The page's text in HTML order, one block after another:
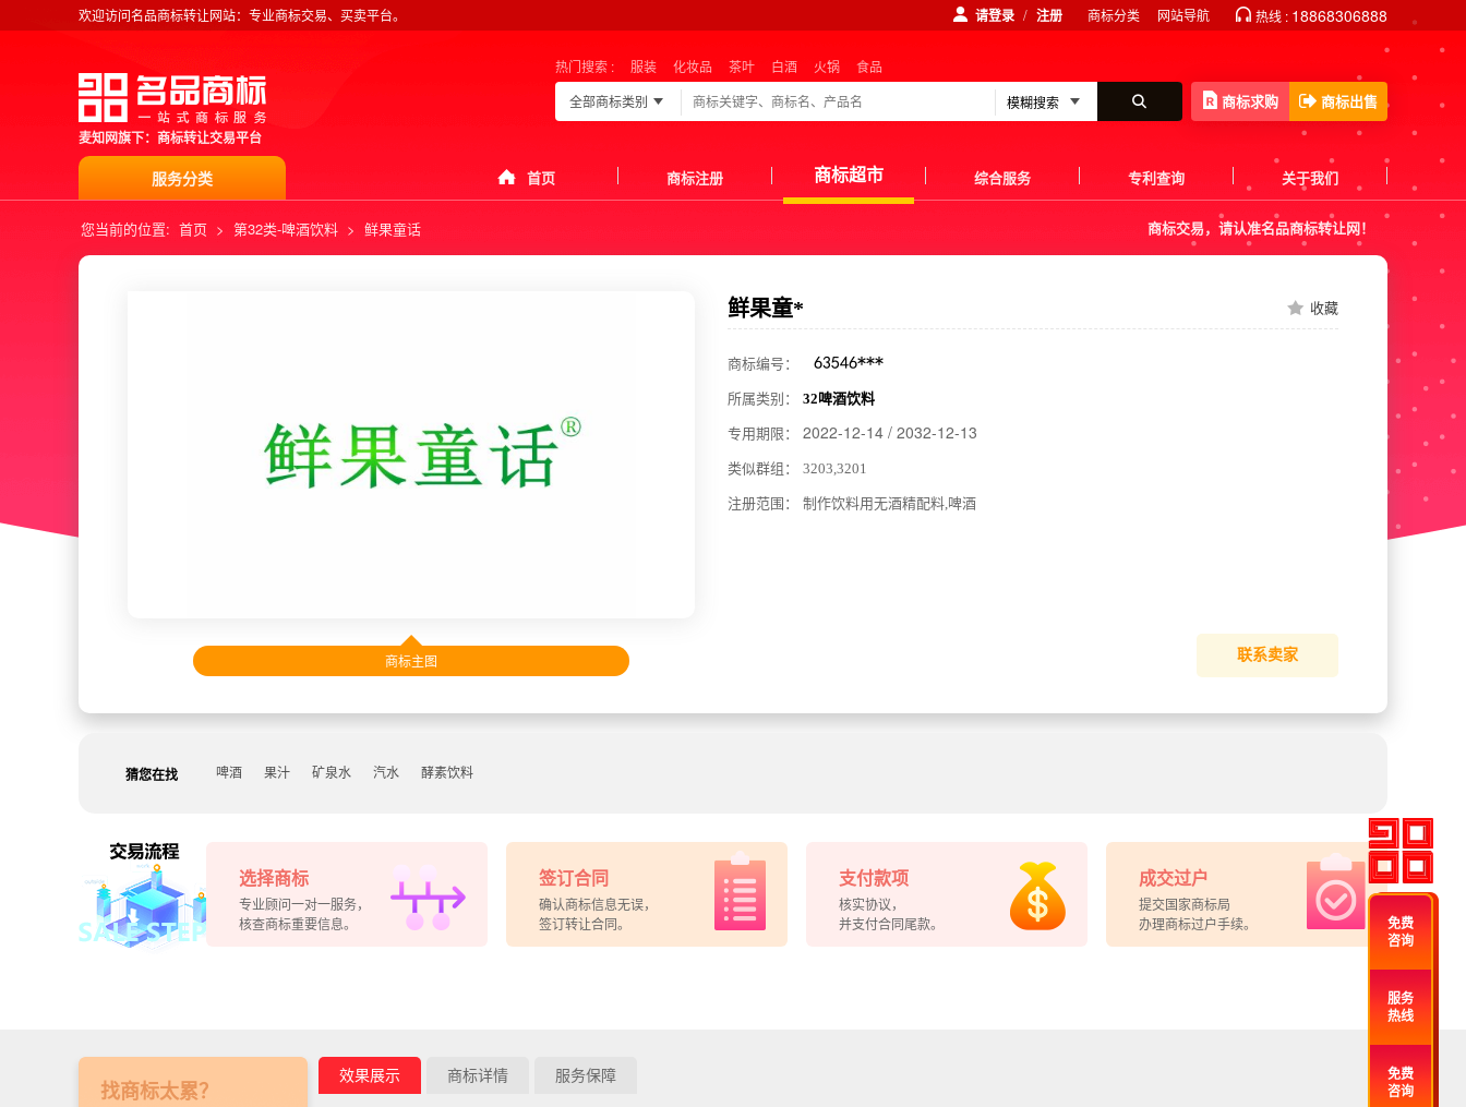
欢迎访问名品商标转让网站：专业商标交易、买卖平台。 请登录 / 注册 商标分类 网站导航 热线 : 18868306888
麦知网旗下：商标转让交易平台
热门搜索 : 服装 化妆品 茶叶 白酒 火锅
食品
全部商标类别
商标求购 商标出售
服务分类 首页 商标注册 商标超市 综合服务 专利查询 关于我们
您当前的位置: 首页 > 第32类-啤酒饮料 > 鲜果童话 商标交易，请认准名品商标转让网！
商标主图
鲜果童* 收藏
商标编号：
所属类别： 32啤酒饮料
专用期限： 2022-12-14 / 2032-12-13
类似群组： 3203,3201
注册范围： 制 作饮料用无酒精配料,啤酒
联系卖家
猜您在找 啤酒 果汁 矿泉水 汽水 酵素饮料
选择商标
专业顾问一对一服务，
核查商标重要信息。
签订合同
确认商标信息无误，
签订转让合同。
支付款项
核实协议，
并支付合同尾款。
成交过户
提交国家商标局
办理商标过户手续。
找商标太累？
效果展示 商标详情 服务保障
免费
咨询
服务
热线
免费
咨询